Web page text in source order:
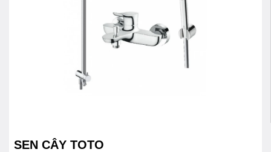
SEN CÂY TOTO